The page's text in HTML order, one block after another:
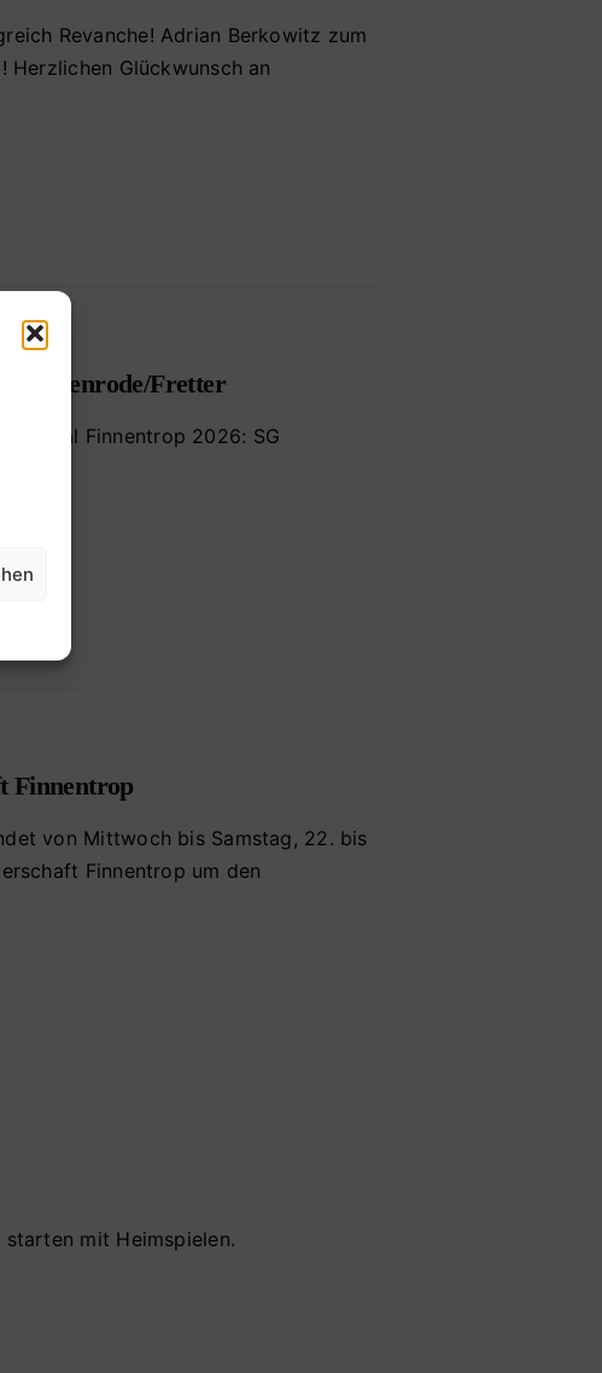
Revanche! Adrian Berkowitz zum
Herzlichen Glückwunsch an
Serkenrode/Fretter
Finnentrop 2026: SG
Finnentrop
von Mittwoch bis Samstag, 22. bis
Finnentrop um den
starten mit Heimspielen.